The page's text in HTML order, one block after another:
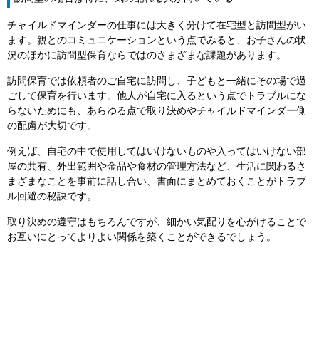
チャイルドマインダーの仕事には大きく分けて在宅型と訪問型がい
ます。親とのコミュニケーションという点でみると、お子さんの状
況のほかに訪問型保育ならではのさまざまな課題があります。
訪問保育では依頼者のご自宅に訪問し、子どもと一緒にその場で過
ごして保育を行います。他人が自宅に入るという点でトラブルにな
らないためにも、あらゆる点で取り決めやチャイルドマインダー側
の配慮が大切です。
例えば、自宅の中で使用してはいけないものや入ってはいけない部
屋の共有、外出範囲や金品や食材の管理方法など、生活に関わるさ
まざまなことを事前に話し合い、書面にまとめておくことがトラブ
ル回避の秘訣です。
取り決めの遵守はもちろんですが、細かい気配りを心がけることで
お互いにとってよりよい関係を築くことができるでしょう。